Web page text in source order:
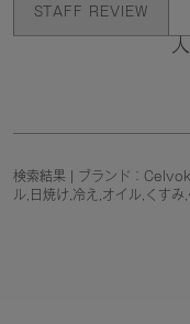
STAFF REVIEW
検索結果 | ブランド：
ル,日焼け,冷え,オイル,くす